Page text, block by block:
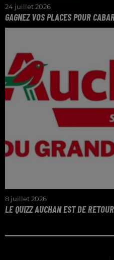
24 juillet 2026
GAGNEZ VOS PLACES POUR
8 juillet 2026
LE QUIZZ AUCHAN EST DE